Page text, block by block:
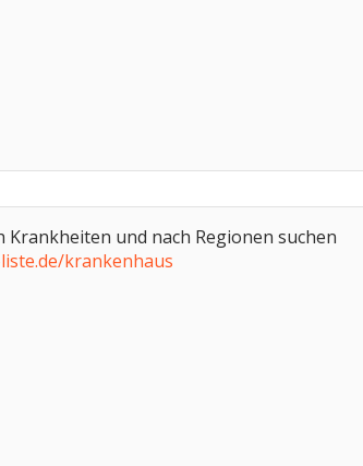
Krankheiten und nach Regionen suchen
krankenhaus